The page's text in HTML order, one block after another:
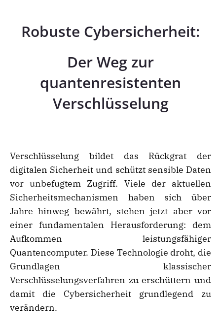
Robuste Cybersicherheit:
Der Weg zur
quantenresistenten
Verschlüsselung
Verschlüsselung bildet das Rückgrat der
digitalen Sicherheit und schützt sensible Daten
vor unbefugtem Zugriff. Viele der aktuellen
Sicherheitsmechanismen haben sich über
Jahre hinweg bewährt, stehen jetzt aber vor
einer fundamentalen Herausforderung: dem
Aufkommen leistungsfähiger
Quantencomputer. Diese Technologie droht, die
Grundlagen klassischer
Verschlüsselungsverfahren zu erschüttern und
damit die Cybersicherheit grundlegend zu
verändern.